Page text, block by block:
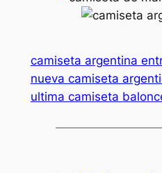
camiseta argentina
nueva camiseta
ultima camiseta